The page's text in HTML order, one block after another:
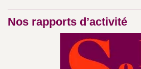
Nos rapports d’activité